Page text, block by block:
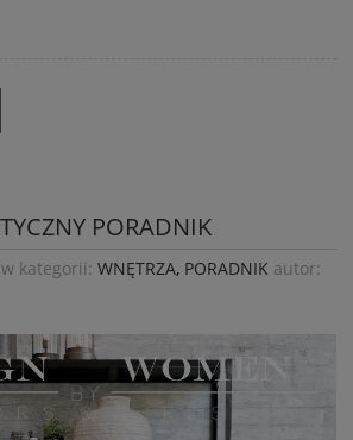
PORADNIK
w kategorii: WNĘTRZA, PORADNIK autor: